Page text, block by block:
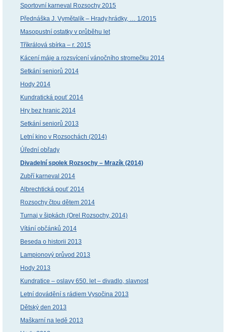
Sportovní karneval Rozsochy 2015
Přednáška J. Vymětalík – Hrady,hrádky, … 1/2015
Masopustní ostatky v průběhu let
Tříkrálová sbírka – r. 2015
Kácení máje a rozsvícení vánočního stromečku 2014
Setkání seniorů 2014
Hody 2014
Kundratická pouť 2014
Hry bez hranic 2014
Setkání seniorů 2013
Letní kino v Rozsochách (2014)
Úřední obřady
Divadelní spolek Rozsochy – Mrazík (2014)
Zubří karneval 2014
Albrechtická pouť 2014
Rozsochy čtou dětem 2014
Turnaj v šipkách (Orel Rozsochy, 2014)
Vítání občánků 2014
Beseda o historii 2013
Lampionový průvod 2013
Hody 2013
Kundratice – oslavy 650. let – divadlo, slavnost
Letní dovádění s rádiem Vysočina 2013
Dětský den 2013
Maškarní na ledě 2013